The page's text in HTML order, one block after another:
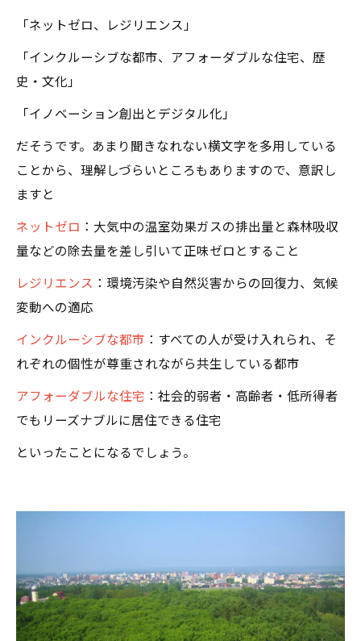
「ネットゼロ、レジリエンス」
「インクルーシブな都市、アフォーダブルな住宅、歴
史・文化」
「イノベーション創出とデジタル化」
だそうです。あまり聞きなれない横文字を多用している
ことから、理解しづらいところもありますので、意訳し
ますと
ネットゼロ ：大気中の温室効果ガスの排出量と森林吸収
量などの除去量を差し引いて正味ゼロとすること
レジリエンス ：環境汚染や自然災害からの回復力、気候
変動への適応
インクルーシブな都市 ：すべての人が受け入れられ、そ
れぞれの個性が尊重されながら共生している都市
アフォーダブルな住宅 ：社会的弱者・高齢者・低所得者
でもリーズナブルに居住できる住宅
といったことになるでしょう。